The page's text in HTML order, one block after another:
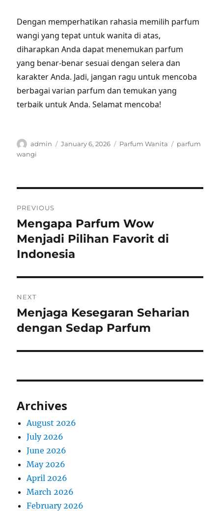
Dengan memperhatikan rahasia memilih parfum
wangi yang tepat untuk wanita di atas,
diharapkan Anda dapat menemukan parfum
yang benar-benar sesuai dengan selera dan
karakter Anda. Jadi, jangan ragu untuk mencoba
berbagai varian parfum dan temukan yang
terbaik untuk Anda. Selamat mencoba!
Author
admin
Posted
January 6, 2026 Categories
Parfum Wanita Tags
parfum
wangi
navigation
PREVIOUS
Previous
post:
Mengapa Parfum Wow
Menjadi Pilihan Favorit di
Indonesia
NEXT
Next
post:
Menjaga Kesegaran Seharian
dengan Sedap Parfum
Archives
August 2026
July 2026
June 2026
May 2026
April 2026
March 2026
February 2026